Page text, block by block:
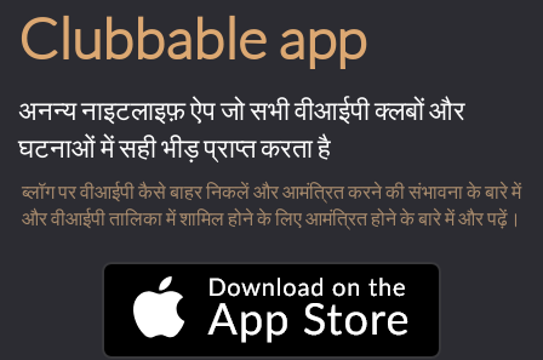
Clubbable app
अनन्य नाइटलाइफ़ ऐप जो सभी वीआईपी क्लबों और
घटनाओं में सही भीड़ प्राप्त करता है
ब्लॉग पर वीआईपी कैसे बाहर निकलें और आमंत्रित करने की संभावना के बारे में
और वीआईपी तालिका में शामिल होने के लिए आमंत्रित होने के बारे में और पढ़ें।